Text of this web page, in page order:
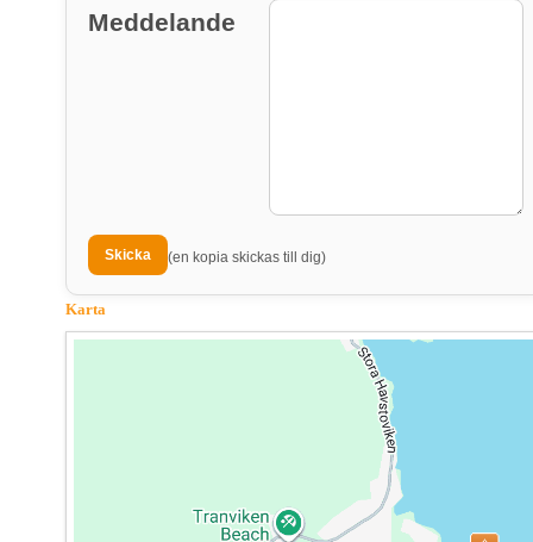
Meddelande
(en kopia skickas till dig)
Karta